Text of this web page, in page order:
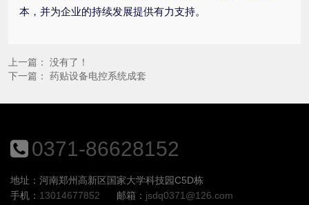
本，并为企业的持续发展提供有力支持。
上一篇： 没有了！
下一篇： 药贴设备电控系统成套
0371-86628152
地址：河南郑州高新区国家大学科技园C5D栋
手机： 13014677852 邮箱： jsdq0371@126.com